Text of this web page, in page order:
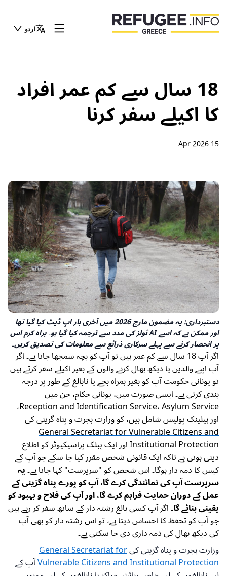
اردو
18 سال سے کم عمر افراد
کا اکیلے سفر کرنا
15 Apr 2026
دستبرداری: یہ مضمون مارچ 2026 میں آخری بار اپ ڈیٹ کیا گیا تھا
اور ممکن ہے کہ اسے AI ٹولز کی مدد سے ترجمہ کیا گیا ہو۔ براہ کرم اس
پر انحصار کرنے سے پہلے سرکاری ذرائع سے معلومات کی تصدیق کریں۔
اگر آپ 18 سال سے کم عمر ہیں تو آپ کو بچہ سمجھا جاتا ہے۔ اگر
آپ اپنے والدین یا دیکھ بھال کرنے والوں کے بغیر اکیلے سفر کرتے ہیں
تو یونانی حکومت آپ کو بغیر ہمراہ بچے یا نابالغ کے طور پر درجہ
بندی کرتی ہے۔ ایسی صورت میں، یونانی حکام، جن میں
Reception and Identification Service،Asylum Service،
اور ہیلینک پولیس شامل ہیں، کو وزارت ہجرت و پناہ گزینی کی
General Secretariat for Vulnerable Citizens and
Institutional Protectionاور ایک پبلک پراسیکیوٹر کو اطلاع
دینی ہوتی ہے تاکہ ایک قانونی شخص مقرر کیا جا سکے جو آپ کے
کیس کا ذمہ دار ہوگا۔ اس شخص کو "سرپرست" کہا جاتا ہے۔یہ
سرپرست آپ کی نمائندگی کرے گا، آپ کو پورے پناہ گزینی کے
عمل کے دوران حمایت فراہم کرے گا، اور آپ کی فلاح و بہبود کو
یقینی بنائے گا۔اگر آپ کسی بالغ رشتہ دار کے ساتھ سفر کر رہے ہیں
جو آپ کو تحفظ کا احساس دیتا ہے، تو اس رشتہ دار کو بھی آپ
کی دیکھ بھال کی ذمہ داری دی جا سکتی ہے۔
وزارت ہجرت و پناہ گزینی کیGeneral Secretariat for
Vulnerable Citizens and Institutional Protectionآپ کے